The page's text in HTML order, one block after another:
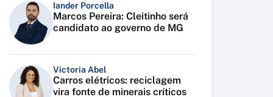
Iander Porcella
Marcos Pereira: Cleitinho será
candidato ao governo de MG
Victoria Abel
Carros elétricos: reciclagem
vira fonte de minerais críticos